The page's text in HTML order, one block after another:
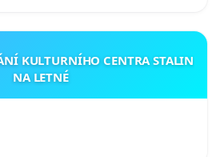
KULTURNÍHO CENTRA STALIN
NA LETNÉ